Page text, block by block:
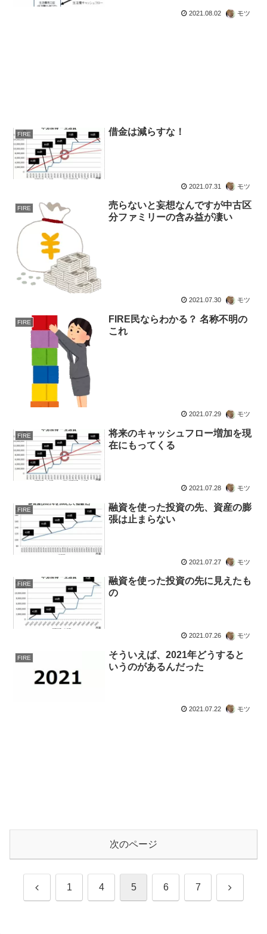
2021.08.02 モツ
FIRE 借金は減らすな！
2021.07.31 モツ
FIRE
売らないと妄想なんですが中古区
分ファミリーの含み益が凄い
2021.07.30 モツ
FIRE
FIRE民ならわかる？ 名称不明の
これ
2021.07.29 モツ
FIRE
将来のキャッシュフロー増加を現
在にもってくる
2021.07.28 モツ
FIRE
融資を使った投資の先、資産の膨
張は止まらない
2021.07.27 モツ
FIRE
融資を使った投資の先に見えたも
の
2021.07.26 モツ
FIRE
そういえば、2021年どうすると
いうのがあるんだった
2021.07.22 モツ
次のページ
前 1 4 5 6 7 次